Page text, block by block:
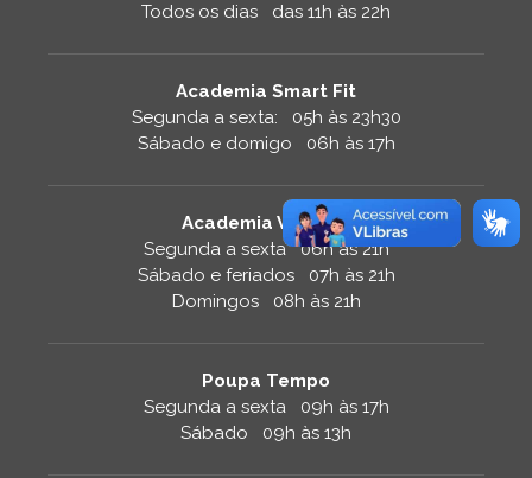
Todos os dias das 11h às 22h
Academia Smart Fit
Segunda a sexta: 05h às 23h30
Sábado e domigo 06h às 17h
Academia Velocity
Segunda a sexta 06h às 21h
Sábado e feriados 07h às 21h
Domingos 08h às 21h
Poupa Tempo
Segunda a sexta 09h às 17h
Sábado 09h às 13h